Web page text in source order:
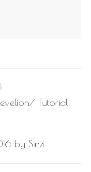
Tutorial
by Sinzi